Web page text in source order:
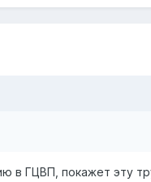
в ГЦВП, покажет эту